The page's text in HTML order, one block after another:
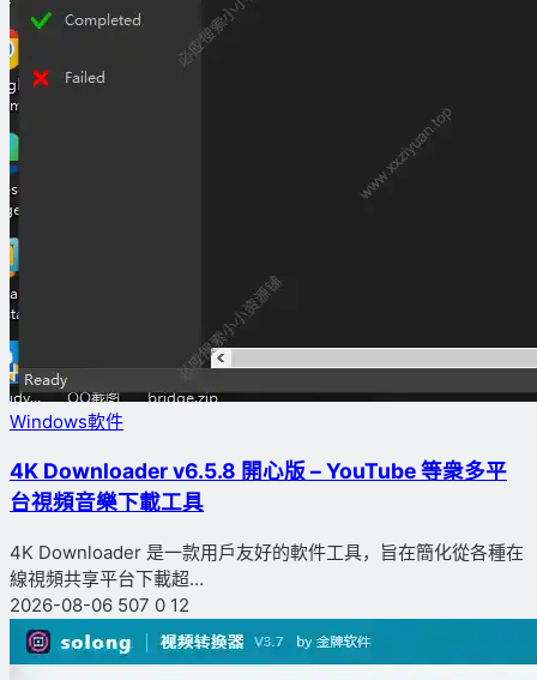
Windows軟件
4K Downloader v6.5.8 開心版 – YouTube 等衆多平
台視頻音樂下載工具
4K Downloader 是一款用戶友好的軟件工具，旨在簡化從各種在
線視頻共享平台下載超...
2026-08-06 507 0 12